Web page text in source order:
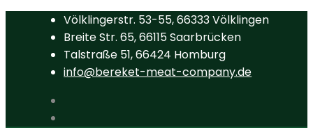
Völklingerstr. 53-55, 66333 Völklingen
Breite Str. 65, 66115 Saarbrücken
Talstraße 51, 66424 Homburg
info@bereket-meat-company.de